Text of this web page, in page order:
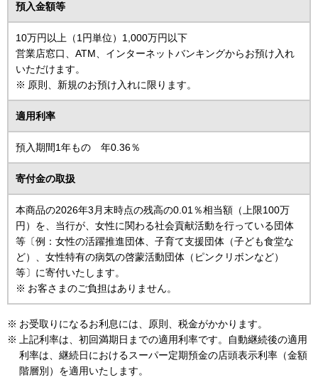
預入金額等
10万円以上（1円単位）1,000万円以下
営業店窓口、ATM、インターネットバンキングからお預け入れ
いただけます。
原則、新規のお預け入れに限ります。
適用利率
預入期間1年もの 年0.36％
寄付金の取扱
本商品の2026年3月末時点の残高の0.01％相当額（上限100万
円）を、当行が、女性に関わる社会貢献活動を行っている団体
等〔例：女性の活躍推進団体、子育て支援団体（子ども食堂な
ど）、女性特有の病気の啓蒙活動団体（ピンクリボンなど）
等〕に寄付いたします。
お客さまのご負担はありません。
お受取りになるお利息には、原則、税金がかかります。
上記利率は、初回満期日までの適用利率です。自動継続後の適用
利率は、継続日におけるスーパー定期預金の店頭表示利率（金額
階層別）を適用いたします。